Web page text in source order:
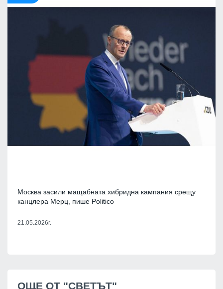
Москва засили мащабната хибридна кампания срещу
канцлера Мерц, пише Politico
21.05.2026г.
ОЩЕ ОТ "СВЕТЪТ"